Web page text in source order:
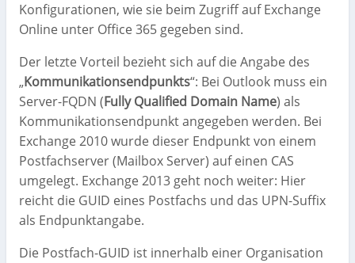
Konfigurationen, wie sie beim Zugriff auf Exchange
Online unter Office 365 gegeben sind.
Der letzte Vorteil bezieht sich auf die Angabe des
„Kommunikationsendpunkts“: Bei Outlook muss ein
Server-FQDN (Fully Qualified Domain Name) als
Kommunikationsendpunkt angegeben werden. Bei
Exchange 2010 wurde dieser Endpunkt von einem
Postfachserver (Mailbox Server) auf einen CAS
umgelegt. Exchange 2013 geht noch weiter: Hier
reicht die GUID eines Postfachs und das UPN-Suffix
als Endpunktangabe.
Die Postfach-GUID ist innerhalb einer Organisation